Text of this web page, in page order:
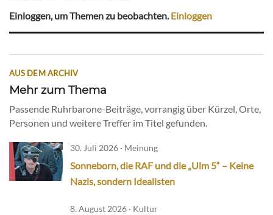
Einloggen, um Themen zu beobachten. Einloggen
AUS DEM ARCHIV
Mehr zum Thema
Passende Ruhrbarone-Beiträge, vorrangig über Kürzel, Orte,
Personen und weitere Treffer im Titel gefunden.
30. Juli 2026 · Meinung
Sonneborn, die RAF und die „Ulm 5“ – Keine
Nazis, sondern Idealisten
8. August 2026 · Kultur